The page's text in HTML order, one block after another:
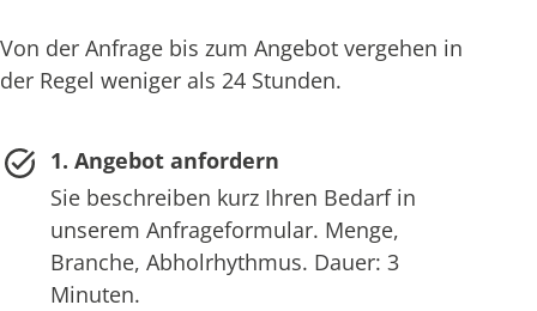
Von der Anfrage bis zum Angebot vergehen in
der Regel weniger als 24 Stunden.
1. Angebot anfordern
Sie beschreiben kurz Ihren Bedarf in
unserem Anfrageformular. Menge,
Branche, Abholrhythmus. Dauer: 3
Minuten.